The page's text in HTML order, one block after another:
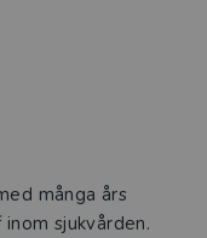
många års
sjukvården.